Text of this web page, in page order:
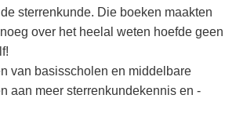
sterrenkunde. Die boeken maakten
over het heelal weten hoefde geen
van basisscholen en middelbare
aan meer sterrenkundekennis en -